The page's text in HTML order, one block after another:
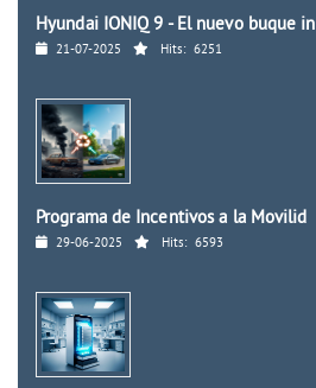
Hyundai IONIQ 9 - El nuevo buque in
21-07-2025 Hits: 6251
Programa de Incentivos a la Movilid
29-06-2025 Hits: 6593